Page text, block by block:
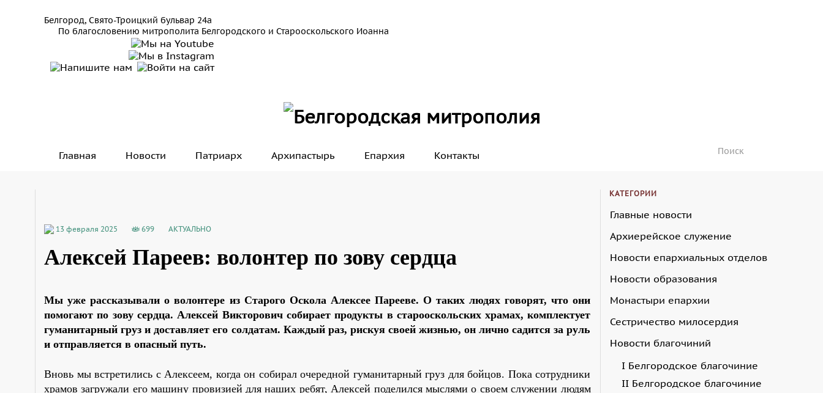
Белгород, Свято-Троицкий бульвар 24а
По благословению митрополита Белгородского и Старооскольского Иоанна
Главная Новости Патриарх Архипастырь Епархия Контакты
13 февраля 2025 699 АКТУАЛЬНО
Алексей Пареев: волонтер по зову сердца
Мы уже рассказывали о волонтере из Старого Оскола Алексее Парееве. О таких людях говорят, что они
помогают по зову сердца. Алексей Викторович собирает продукты в старооскольских храмах, комплектует
гуманитарный груз и доставляет его солдатам. Каждый раз, рискуя своей жизнью, он лично садится за руль
и отправляется в опасный путь.
Вновь мы встретились с Алексеем, когда он собирал очередной гуманитарный груз для бойцов. Пока сотрудники
храмов загружали его машину провизией для наших ребят, Алексей поделился мыслями о своем служении людям
КАТЕГОРИИ
Главные новости
Архиерейское служение
Новости епархиальных отделов
Новости образования
Монастыри епархии
Сестричество милосердия
Новости благочиний
I Белгородское благочиние
II Белгородское благочиние